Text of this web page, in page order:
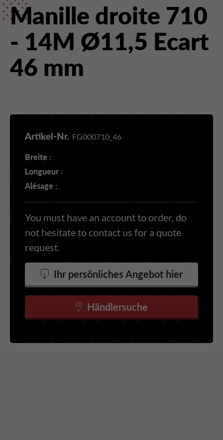
Manille droite 710
- 14M Ø11,5 Ecart
46 mm
Artikel-Nr. FG000710_46
Breite :
Longueur :
Alésage :
You must have an account to order, do
not hesitate to contact us for a quote
request.
Ihr persönliches Angebot hier
Händlersuche